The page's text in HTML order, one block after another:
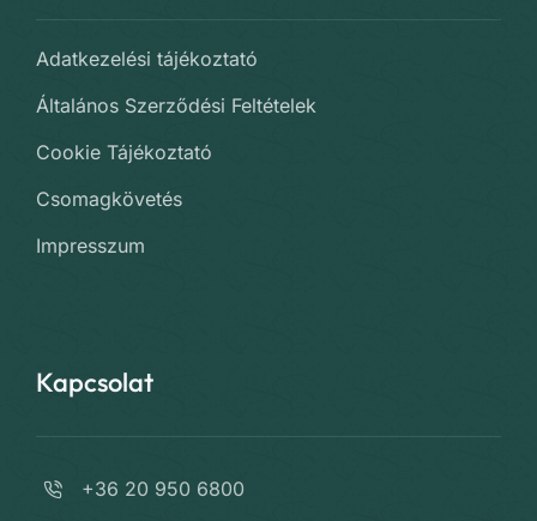
Adatkezelési tájékoztató
Általános Szerződési Feltételek
Cookie Tájékoztató
Csomagkövetés
Impresszum
Kapcsolat
+36 20 950 6800